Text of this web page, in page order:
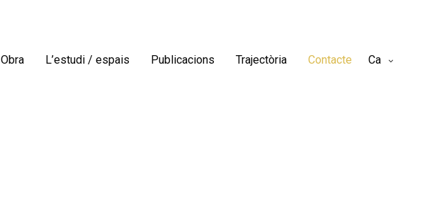
Obra L’estudi / espais Publicacions Trajectòria Contacte Ca